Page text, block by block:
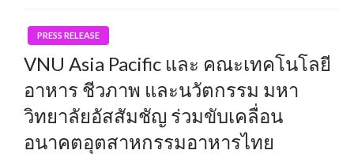
PRESS RELEASE
VNU Asia Pacific และ คณะเทคโนโลยี
อาหาร ชีวภาพ และนวัตกรรม มหา
วิทยาลัยอัสสัมชัญ ร่วมขับเคลื่อน
อนาคตอุตสาหกรรมอาหารไทย